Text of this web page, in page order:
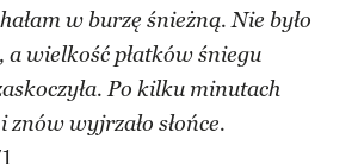
w burzę śnieżną. Nie było
wielkość płatków śniegu
Po kilku minutach
znów wyjrzało słońce.